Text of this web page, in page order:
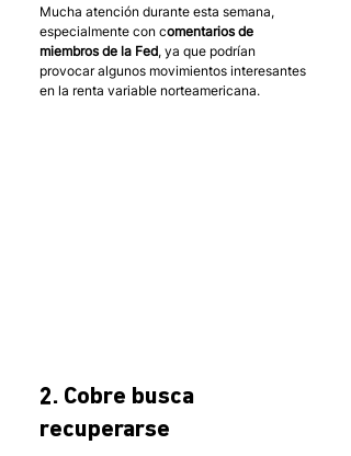
Mucha atención durante esta semana,
especialmente con comentarios de
miembros de la Fed, ya que podrían
provocar algunos movimientos interesantes
en la renta variable norteamericana.
2. Cobre busca
recuperarse